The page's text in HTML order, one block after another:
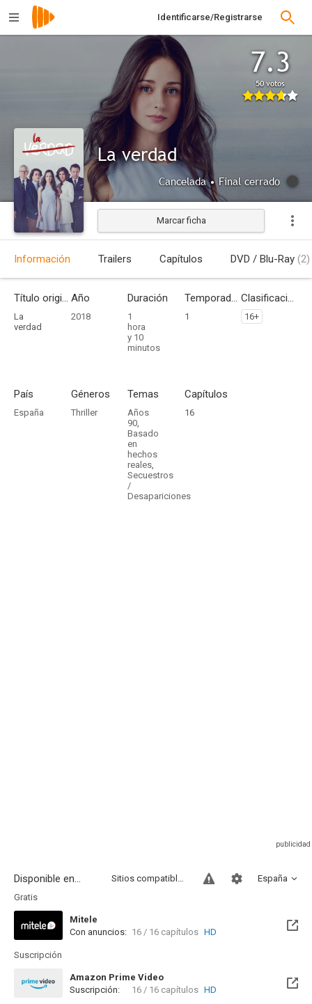
Identificarse/Registrarse
7.3
50 votos
La verdad
Cancelada • Final cerrado
Marcar ficha
Información Trailers Capítulos DVD / Blu-Ray (2)
Título original
La
verdad
Año
2018
Duración
1
hora
y 10
minutos
Temporadas
1
Clasificación por edades
16+
País
España
Géneros
Thriller
Temas
Años
90,
Basado
en
hechos
reales,
Secuestros
/
Desapariciones
Capítulos
16
Disponible en... España
Sitios compatibles
Gratis
Mitele
Con anuncios: 16 / 16 capítulos HD
Suscripción
Amazon Prime Video
Suscripción:
16 / 16 capítulos HD